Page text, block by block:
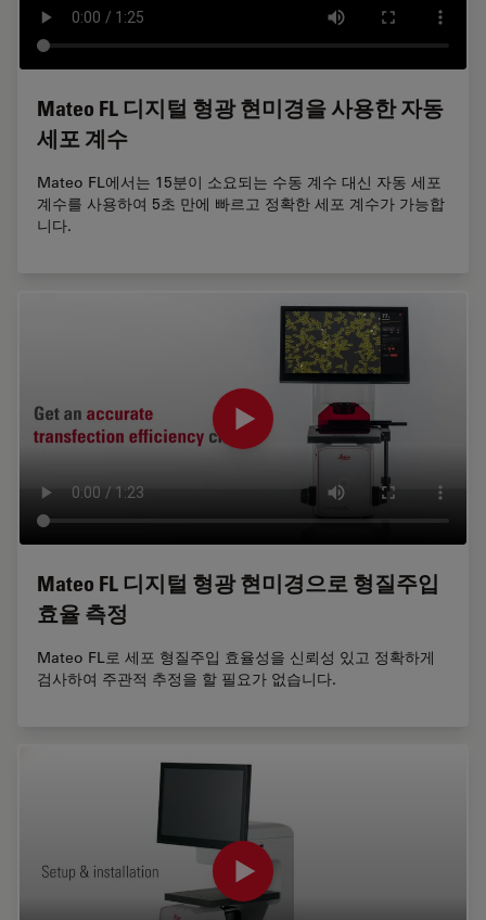
Mateo FL 디지털 형광 현미경을 사용한 자동
세포 계수
Mateo FL에서는 15분이 소요되는 수동 계수 대신 자동 세포
계수를 사용하여 5초 만에 빠르고 정확한 세포 계수가 가능합
니다.
Mateo FL 디지털 형광 현미경으로 형질주입
효율 측정
Mateo FL로 세포 형질주입 효율성을 신뢰성 있고 정확하게
검사하여 주관적 추정을 할 필요가 없습니다.